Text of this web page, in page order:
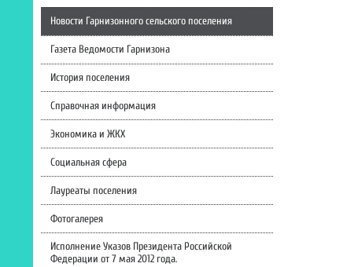
Новости Гарнизонного сельского поселения
Газета Ведомости Гарнизона
История поселения
Справочная информация
Экономика и ЖКХ
Социальная сфера
Лауреаты поселения
Фотогалерея
Исполнение Указов Президента Российской
Федерации от 7 мая 2012 года.